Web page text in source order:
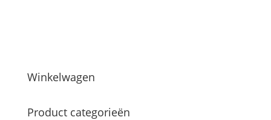
Winkelwagen
Product categorieën